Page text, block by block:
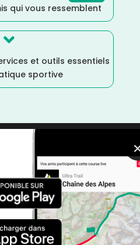
qui vous ressemblent

et outils essentiels
sportive
Faible/courses/Avril